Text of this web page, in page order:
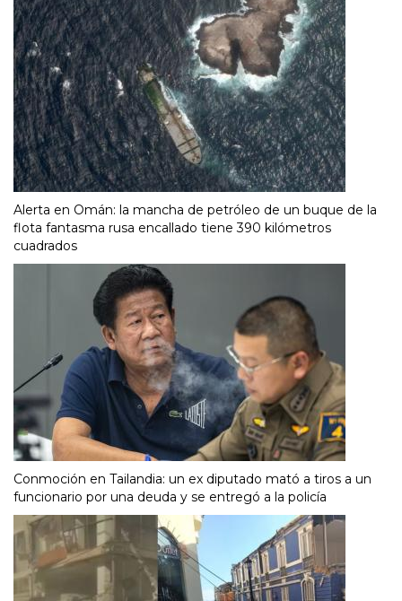
Alerta en Omán: la mancha de petróleo de un buque de la
flota fantasma rusa encallado tiene 390 kilómetros
cuadrados
Conmoción en Tailandia: un ex diputado mató a tiros a un
funcionario por una deuda y se entregó a la policía